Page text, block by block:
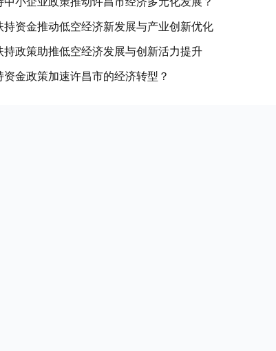
资金推动低空经济新发展与产业创新优化
政策助推低空经济发展与创新活力提升
资金政策加速许昌市的经济转型？